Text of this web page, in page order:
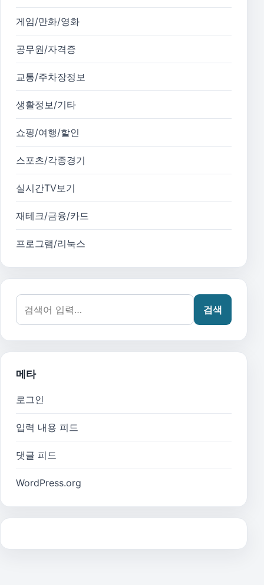
게임/만화/영화
공무원/자격증
교통/주차장정보
생활정보/기타
쇼핑/여행/할인
스포츠/각종경기
실시간TV보기
재테크/금융/카드
프로그램/리눅스
검색어:
검색
메타
로그인
입력 내용 피드
댓글 피드
WordPress.org